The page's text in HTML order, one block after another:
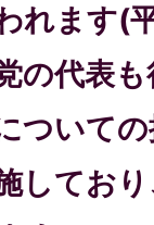
れます(
の代表
ついて
してお